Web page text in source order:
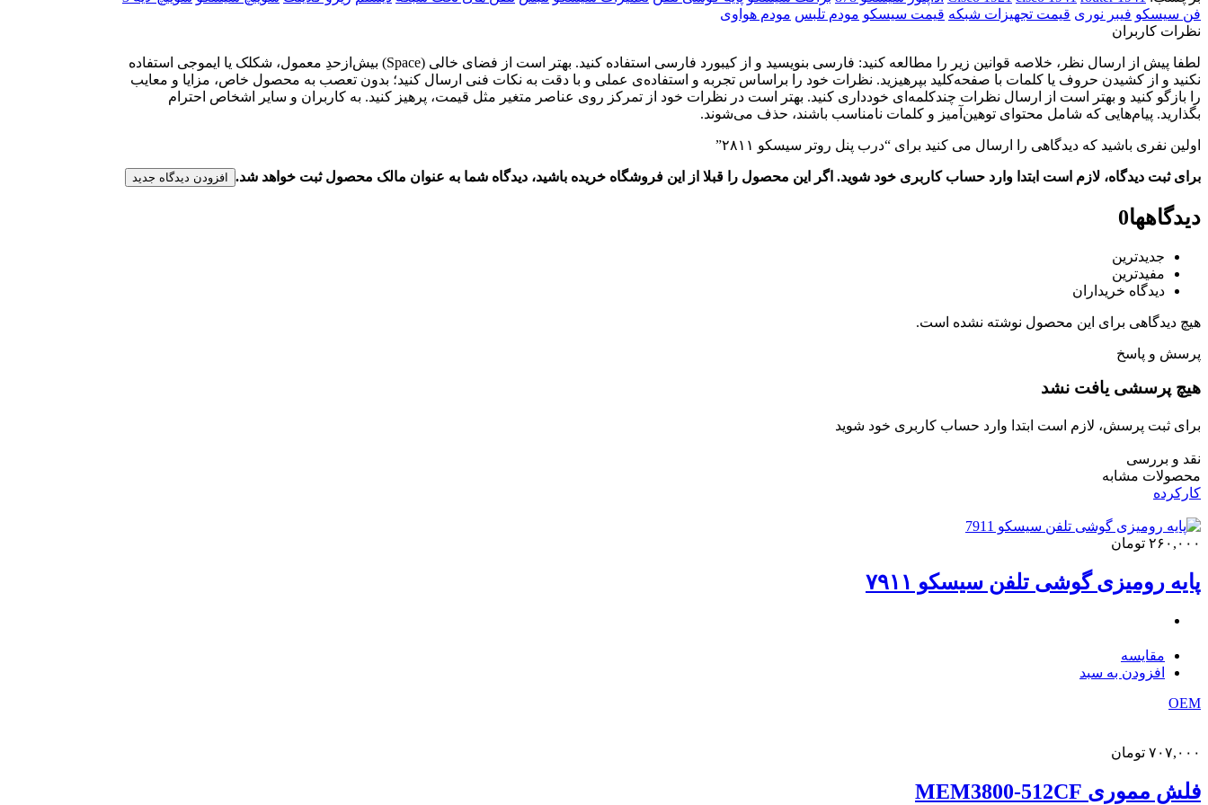
فن سیسکو فیبر نوری قیمت تجهیزات شبکه قیمت سیسکو مودم تلبس مودم هواوی
نظرات کاربران
لطفا پیش از ارسال نظر، خلاصه قوانین زیر را مطالعه کنید: فارسی بنویسید و از کیبورد فارسی استفاده کنید. بهتر است از فضای خالی (Space) بیش‌از‌حدِ معمول، شکلک یا ایموجی استفاده
نکنید و از کشیدن حروف یا کلمات با صفحه‌کلید بپرهیزید. نظرات خود را براساس تجربه و استفاده‌ی عملی و با دقت به نکات فنی ارسال کنید؛ بدون تعصب به محصول خاص، مزایا و معایب
را بازگو کنید و بهتر است از ارسال نظرات چندکلمه‌‌ای خودداری کنید. بهتر است در نظرات خود از تمرکز روی عناصر متغیر مثل قیمت، پرهیز کنید. به کاربران و سایر اشخاص احترام
بگذارید. پیام‌هایی که شامل محتوای توهین‌آمیز و کلمات نامناسب باشند، حذف می‌شوند.
اولین نفری باشید که دیدگاهی را ارسال می کنید برای “درب پنل روتر سیسکو ۲۸۱۱”
برای ثبت دیدگاه، لازم است ابتدا وارد حساب کاربری خود شوید. اگر این محصول را قبلا از این فروشگاه خریده باشید، دیدگاه شما به عنوان مالک محصول ثبت خواهد شد. افزودن دیدگاه جدید
دیدگاهها0
جدیدترین
مفیدترین
دیدگاه خریداران
هیچ دیدگاهی برای این محصول نوشته نشده است.
پرسش و پاسخ
هیچ پرسشی یافت نشد
برای ثبت پرسش، لازم است ابتدا وارد حساب کاربری خود شوید
نقد و بررسی
محصولات مشابه
کارکرده
۲۶۰,۰۰۰ تومان
پایه رومیزی گوشی تلفن سیسکو ۷۹۱۱
مقایسه
افزودن به سبد
OEM
۷۰۷,۰۰۰ تومان
فلش مموری MEM3800-512CF